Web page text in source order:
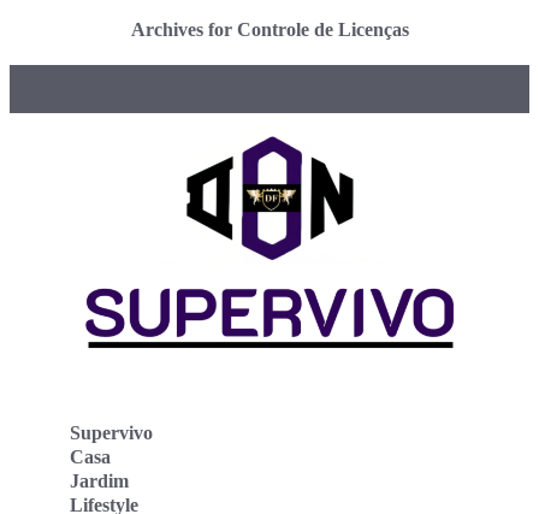
Archives for Controle de Licenças
Supervivo
Casa
Jardim
Lifestyle